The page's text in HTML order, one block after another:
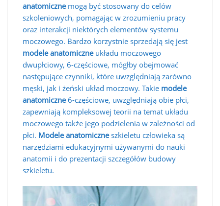
anatomicznemogą być stosowany do celów
szkoleniowych, pomagając w zrozumieniu pracy
oraz interakcji niektórych elementów systemu
moczowego. Bardzo korzystnie sprzedają się jest
modele anatomiczneukładu moczowego
dwupłciowy, 6-częściowe, mógłby obejmować
następujące czynniki, które uwzględniają zarówno
męski, jak i żeński układ moczowy. Takie modele
anatomiczne6-częściowe, uwzględniają obie płci,
zapewniają kompleksowej teorii na temat układu
moczowego także jego podzielenia w zależności od
płci. Modele anatomiczneszkieletu człowieka są
narzędziami edukacyjnymi używanymi do nauki
anatomii i do prezentacji szczegółów budowy
szkieletu.